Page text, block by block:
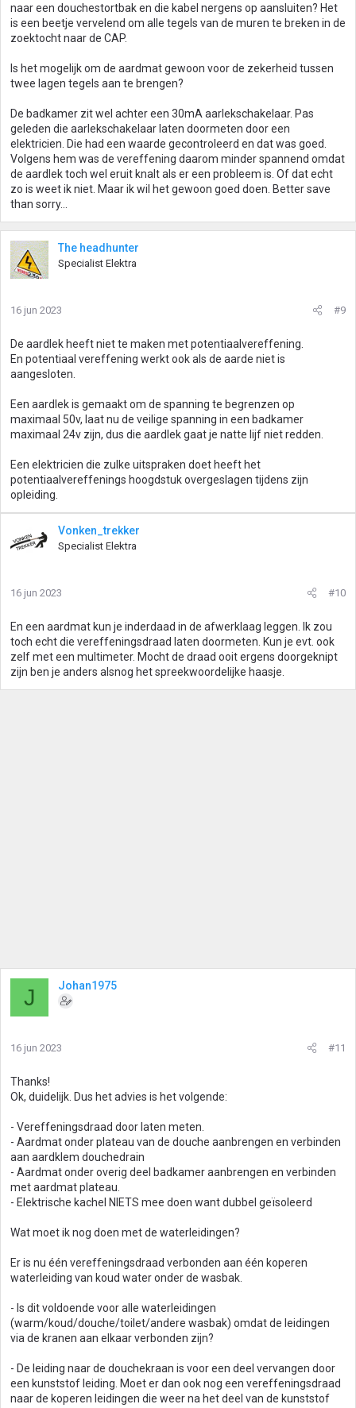
naar een douchestortbak en die kabel nergens op aansluiten? Het
is een beetje vervelend om alle tegels van de muren te breken in de
zoektocht naar de CAP.
Is het mogelijk om de aardmat gewoon voor de zekerheid tussen
twee lagen tegels aan te brengen?
De badkamer zit wel achter een 30mA aarlekschakelaar. Pas
geleden die aarlekschakelaar laten doormeten door een
elektricien. Die had een waarde gecontroleerd en dat was goed.
Volgens hem was de vereffening daarom minder spannend omdat
de aardlek toch wel eruit knalt als er een probleem is. Of dat echt
zo is weet ik niet. Maar ik wil het gewoon goed doen. Better save
than sorry...
The headhunter
Specialist Elektra
16 jun 2023 #9
De aardlek heeft niet te maken met potentiaalvereffening.
En potentiaal vereffening werkt ook als de aarde niet is
aangesloten.
Een aardlek is gemaakt om de spanning te begrenzen op
maximaal 50v, laat nu de veilige spanning in een badkamer
maximaal 24v zijn, dus die aardlek gaat je natte lijf niet redden.
Een elektricien die zulke uitspraken doet heeft het
potentiaalvereffenings hoogdstuk overgeslagen tijdens zijn
opleiding.
Vonken_trekker
Specialist Elektra
16 jun 2023 #10
En een aardmat kun je inderdaad in de afwerklaag leggen. Ik zou
toch echt die vereffeningsdraad laten doormeten. Kun je evt. ook
zelf met een multimeter. Mocht de draad ooit ergens doorgeknipt
zijn ben je anders alsnog het spreekwoordelijke haasje.
J Johan1975
16 jun 2023 #11
Thanks!
Ok, duidelijk. Dus het advies is het volgende:
- Vereffeningsdraad door laten meten.
- Aardmat onder plateau van de douche aanbrengen en verbinden
aan aardklem douchedrain
- Aardmat onder overig deel badkamer aanbrengen en verbinden
met aardmat plateau.
- Elektrische kachel NIETS mee doen want dubbel geïsoleerd
Wat moet ik nog doen met de waterleidingen?
Er is nu één vereffeningsdraad verbonden aan één koperen
waterleiding van koud water onder de wasbak.
- Is dit voldoende voor alle waterleidingen
(warm/koud/douche/toilet/andere wasbak) omdat de leidingen
via de kranen aan elkaar verbonden zijn?
- De leiding naar de douchekraan is voor een deel vervangen door
een kunststof leiding. Moet er dan ook nog een vereffeningsdraad
naar de koperen leidingen die weer na het deel van de kunststof